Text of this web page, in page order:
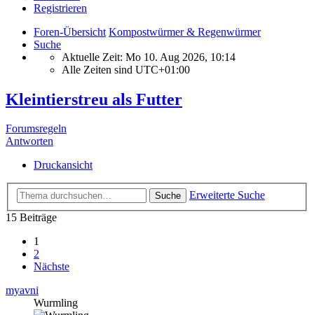
Registrieren
Foren-Übersicht Kompostwürmer & Regenwürmer
Suche
Aktuelle Zeit: Mo 10. Aug 2026, 10:14
Alle Zeiten sind UTC+01:00
Kleintierstreu als Futter
Forumsregeln
Antworten
Druckansicht
Suche
Erweiterte Suche
15 Beiträge
1
2
Nächste
myavni
Wurmling